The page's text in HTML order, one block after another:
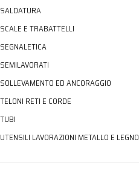
SALDATURA
SCALE E TRABATTELLI
SEGNALETICA
SEMILAVORATI
SOLLEVAMENTO ED ANCORAGGIO
TELONI RETI E CORDE
TUBI
UTENSILI LAVORAZIONI METALLO E LEGNO